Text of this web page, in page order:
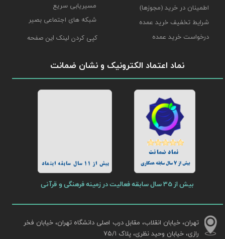
اطمینان در خرید (مجوزها)
شرایط تخفیف خرید عمده
درخواست خرید عمده
نماد اعتماد الکترونیک و نشان ضمانت
بیش از 11 سال سابقه اینماد
بیش از 35 سال سابقه فعالیت در زمینه فرهنگی و قرآنی
بیش از 7 سال سابقه همکاری
مسیریابی سریع
شبکه های اجتماعی بصیر
تهران، خیابان انقلاب، مقابل درب اصلی دانشگاه تهران، خیابان فخر
رازی، خیابان وحید نظری، پلاک ۷۵/۱​​​​​​​
کپی کردن لینک این صفحه